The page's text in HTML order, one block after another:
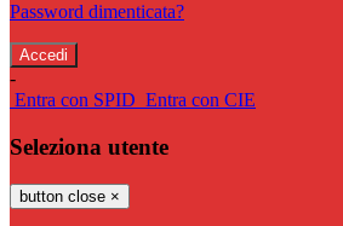
Password dimenticata?
-
Entra con SPID Entra con CIE
Seleziona utente
button close ×